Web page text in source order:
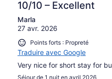
10/10 – Excellent
Marla
27 avr. 2026
Points forts : Propreté
Traduire avec Google
Very nice for short stay for
Séjour de 1 nuit en avril 2026